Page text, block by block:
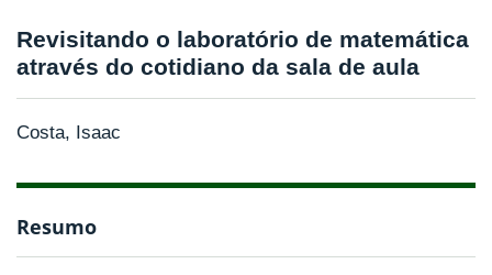
Revisitando o laboratório de matemática
através do cotidiano da sala de aula
Costa, Isaac
Resumo